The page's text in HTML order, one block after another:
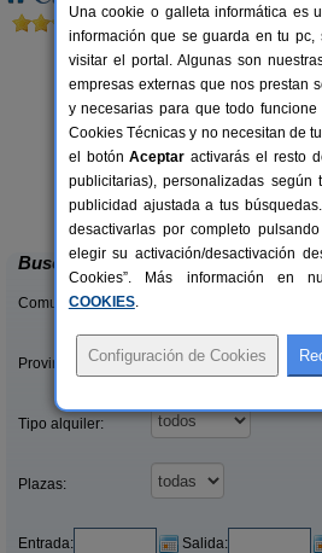
Casa Rural La Herradura
Ribera de Cubas (Albacete)
Buscar
Comunidades:
Provincias/Islas:
Tipo alquiler:
Plazas:
Entrada: Salida:
Una cookie o galleta informática es
información que se guarda en tu pc,
visitar el portal. Algunas son
empresas externas que nos prestan
y necesarias para que todo
Cookies Técnicas y no necesitan de
el botónAceptar activarás el resto
publicitarias), personalizadas según
publicidad ajustada a tus
desactivarlas por completo
elegir su activación/desactivación
Cookies”. Más información en
COOKIES.